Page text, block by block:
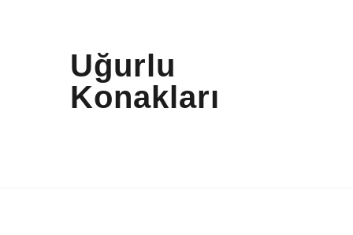
Uğurlu
Konakları